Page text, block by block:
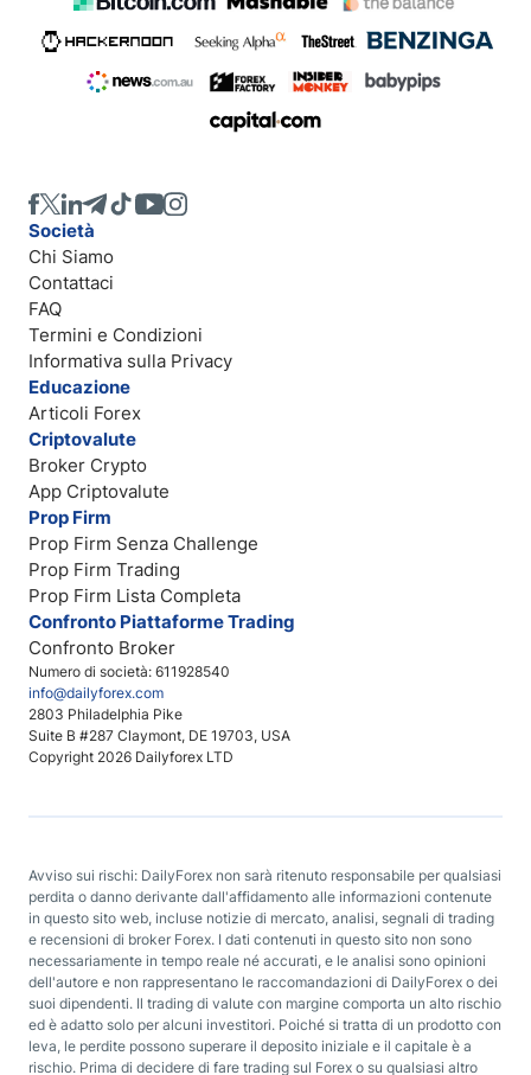
Numero di società: 611928540
info@dailyforex.com
2803 Philadelphia Pike
Suite B #287 Claymont, DE 19703, USA
Copyright 2026 Dailyforex LTD
Società
Chi Siamo
Contattaci
FAQ
Termini e Condizioni
Informativa sulla Privacy
Educazione
Articoli Forex
Criptovalute
Broker Crypto
App Criptovalute
Prop Firm
Prop Firm Senza Challenge
Prop Firm Trading
Prop Firm Lista Completa
Confronto Piattaforme Trading
Confronto Broker
Avviso sui rischi: DailyForex non sarà ritenuto responsabile per qualsiasi
perdita o danno derivante dall'affidamento alle informazioni contenute
in questo sito web, incluse notizie di mercato, analisi, segnali di trading
e recensioni di broker Forex. I dati contenuti in questo sito non sono
necessariamente in tempo reale né accurati, e le analisi sono opinioni
dell'autore e non rappresentano le raccomandazioni di DailyForex o dei
suoi dipendenti. Il trading di valute con margine comporta un alto rischio
ed è adatto solo per alcuni investitori. Poiché si tratta di un prodotto con
leva, le perdite possono superare il deposito iniziale e il capitale è a
rischio. Prima di decidere di fare trading sul Forex o su qualsiasi altro